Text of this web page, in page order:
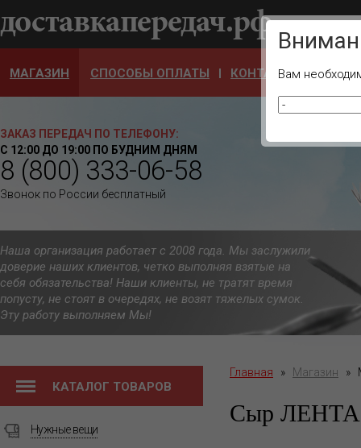
Ваш
МАГАЗИН СПОСОБЫ ОПЛАТЫ КОНТАКТЫ
ЗАКАЗ ПЕРЕДАЧ ПО ТЕЛЕФОНУ:
С 12:00 ДО 19:00 ПО БУДНИМ ДНЯМ
8 (800) 333-06-58
Звонок по России бесплатный
Наша организация работает с 2008 года. Мы заслужили
доверие наших клиентов, четко выполняя взятые на
себя обязательства! Наши клиенты, не тратят время
попусту, не стоят в очередях, не возят тяжелых сумок.
Эту работу выполняем Мы!
КАТАЛОГ ТОВАРОВ
Нужные вещи
Главная » Магазин »
Сыр ЛЕНТА
Вам